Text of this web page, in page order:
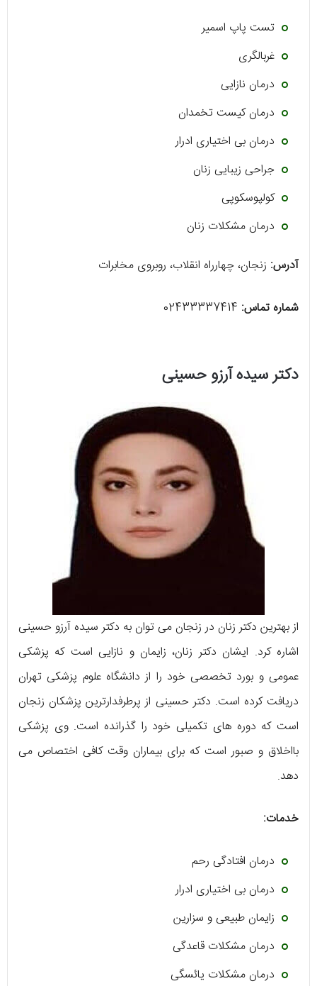
تست پاپ اسمیر
غربالگری
درمان نازایی
درمان کیست تخمدان
درمان بی اختیاری ادرار
جراحی زیبایی زنان
کولپوسکوپی
درمان مشکلات زنان
آدرس: زنجان، چهارراه انقلاب، روبروی مخابرات
شماره تماس:
دکتر سیده آرزو حسینی
از بهترین دکتر زنان در زنجان می توان به دکتر سیده آرزو حسینی
اشاره کرد. ایشان دکتر زنان، زایمان و نازایی است که پزشکی
عمومی و بورد تخصصی خود را از دانشگاه علوم پزشکی تهران
دریافت کرده است. دکتر حسینی از پرطرفدارترین پزشکان زنجان
است که دوره های تکمیلی خود را گذرانده است. وی پزشکی
بااخلاق و صبور است که برای بیماران وقت کافی اختصاص می
دهد.
خدمات:
درمان افتادگی رحم
درمان بی اختیاری ادرار
زایمان طبیعی و سزارین
درمان مشکلات قاعدگی
درمان مشکلات یائسگی